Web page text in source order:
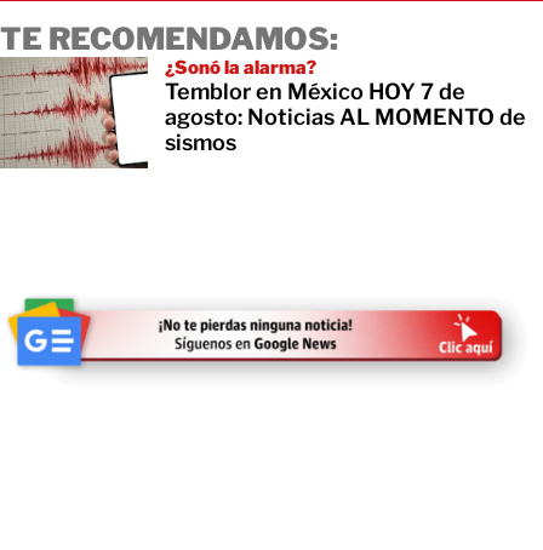
TE RECOMENDAMOS:
¿Sonó la alarma?
Temblor en México HOY 7 de
agosto: Noticias AL MOMENTO de
sismos